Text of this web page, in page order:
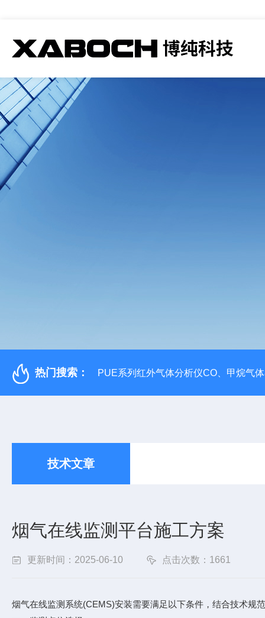
热门搜索： PUE系列红外气体分析仪CO、甲烷气
技术文章
烟气在线监测平台施工方案
更新时间：2025-06-10 点击次数：1661
烟气在线监测系统(CEMS)安装需要满足以下条件，结合技术规